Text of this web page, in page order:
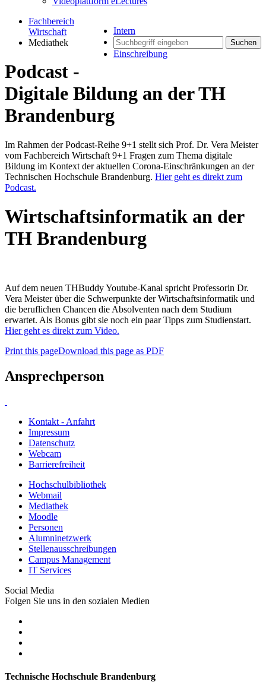
Intern
Suchen
Einschreibung
Fachbereich
Wirtschaft
Mediathek
Podcast -
Digitale Bildung an der TH
Brandenburg
Im Rahmen der Podcast-Reihe 9+1 stellt sich Prof. Dr. Vera Meister
vom Fachbereich Wirtschaft 9+1 Fragen zum Thema digitale
Bildung im Kontext der aktuellen Corona-Einschränkungen an der
Technischen Hochschule Brandenburg. Hier geht es direkt zum
Podcast.
Wirtschaftsinformatik an der
TH Brandenburg
Auf dem neuen THBuddy Youtube-Kanal spricht Professorin Dr.
Vera Meister über die Schwerpunkte der Wirtschaftsinformatik und
die beruflichen Chancen die Absolventen nach dem Studium
erwartet. Als Bonus gibt sie noch ein paar Tipps zum Studienstart.
Hier geht es direkt zum Video.
Print this pageDownload this page as PDF
Ansprechperson
Kontakt - Anfahrt
Impressum
Datenschutz
Webcam
Barrierefreiheit
Hochschulbibliothek
Webmail
Mediathek
Moodle
Personen
Alumninetzwerk
Stellenausschreibungen
Campus Management
IT Services
Social Media
Folgen Sie uns in den sozialen Medien
Technische Hochschule Brandenburg